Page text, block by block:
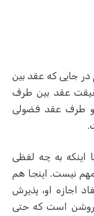
در جایی که عقد بین
عقد بین طرف
طرف عقد فضولی
اینکه به چه لفظی
نیست. اینجا هم
اجازه او، پذیرش
روشن است که حتی